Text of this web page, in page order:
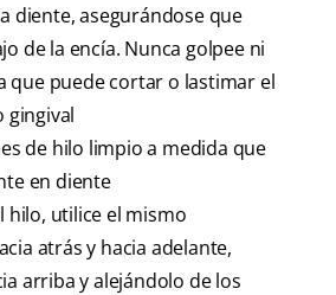
diente, asegurándose que
de la encía. Nunca golpee ni
que puede cortar o lastimar el
gingival
de hilo limpio a medida que
en diente
hilo, utilice el mismo
atrás y hacia adelante,
arriba y alejándolo de los